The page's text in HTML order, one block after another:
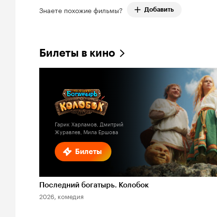
Знаете похожие фильмы? Добавить
Билеты в кино
Билеты
Гарик Харламов, Дмитрий
Журавлев, Мила Ершова
Последний богатырь. Колобок
2026, комедия